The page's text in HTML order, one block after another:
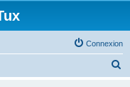
Connexion